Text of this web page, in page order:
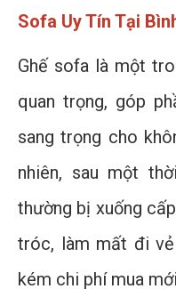
Sofa Uy Tín Tại
Ghế sofa là một
quan trọng, góp
sang trọng cho
nhiên, sau một
thường bị xuống
tróc, làm mất đi
kém chi phí mua